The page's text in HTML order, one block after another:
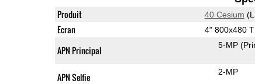
Produit 40 Cesium
Ecran 4" 800x480
APN Principal 5-MP
APN Selfie 2-MP